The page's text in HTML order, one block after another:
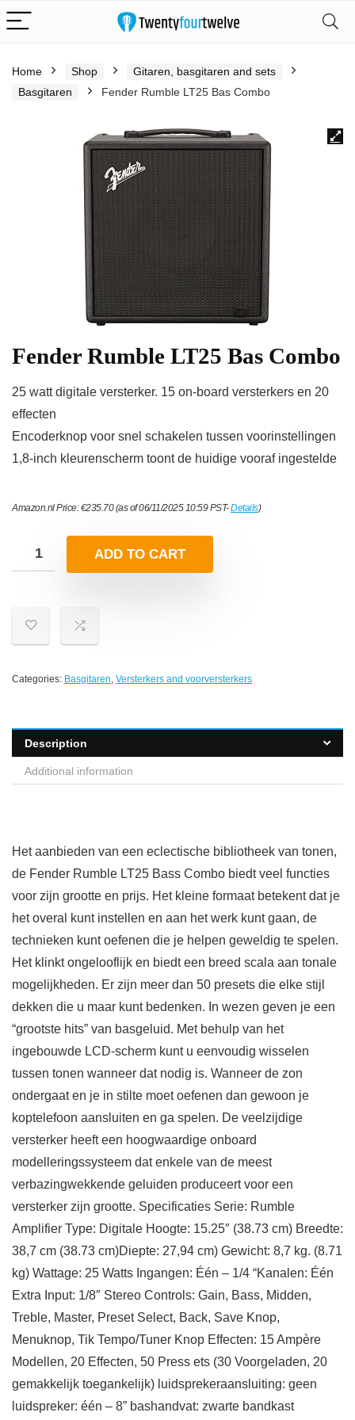
Home Shop
Gitaren, basgitaren and sets
Basgitaren
Fender Rumble LT25 Bas Combo
Fender Rumble LT25 Bas Combo
25 watt digitale versterker. 15 on-board versterkers en 20
effecten
Encoderknop voor snel schakelen tussen voorinstellingen
1,8-inch kleurenscherm toont de huidige vooraf ingestelde
Amazon.nl Price:€235.70(as of 06/11/2025 10:59 PST-Details)
ADD TO CART
Categories: Basgitaren, Versterkers and voorversterkers
Description
Additional information
Het aanbieden van een eclectische bibliotheek van tonen,
de Fender Rumble LT25 Bass Combo biedt veel functies
voor zijn grootte en prijs. Het kleine formaat betekent dat je
het overal kunt instellen en aan het werk kunt gaan, de
technieken kunt oefenen die je helpen geweldig te spelen.
Het klinkt ongelooflijk en biedt een breed scala aan tonale
mogelijkheden. Er zijn meer dan 50 presets die elke stijl
dekken die u maar kunt bedenken. In wezen geven je een
“grootste hits” van basgeluid. Met behulp van het
ingebouwde LCD-scherm kunt u eenvoudig wisselen
tussen tonen wanneer dat nodig is. Wanneer de zon
ondergaat en je in stilte moet oefenen dan gewoon je
koptelefoon aansluiten en ga spelen. De veelzijdige
versterker heeft een hoogwaardige onboard
modelleringssysteem dat enkele van de meest
verbazingwekkende geluiden produceert voor een
versterker zijn grootte. Specificaties Serie: Rumble
Amplifier Type: Digitale Hoogte: 15.25″ (38.73 cm) Breedte:
38,7 cm (38.73 cm)Diepte: 27,94 cm) Gewicht: 8,7 kg. (8.71
kg) Wattage: 25 Watts Ingangen: Één – 1/4 “Kanalen: Één
Extra Input: 1/8″ Stereo Controls: Gain, Bass, Midden,
Treble, Master, Preset Select, Back, Save Knop,
Menuknop, Tik Tempo/Tuner Knop Effecten: 15 Ampère
Modellen, 20 Effecten, 50 Press ets (30 Voorgeladen, 20
gemakkelijk toegankelijk) luidsprekeraansluiting: geen
luidspreker: één – 8” bashandvat: zwarte bandkast